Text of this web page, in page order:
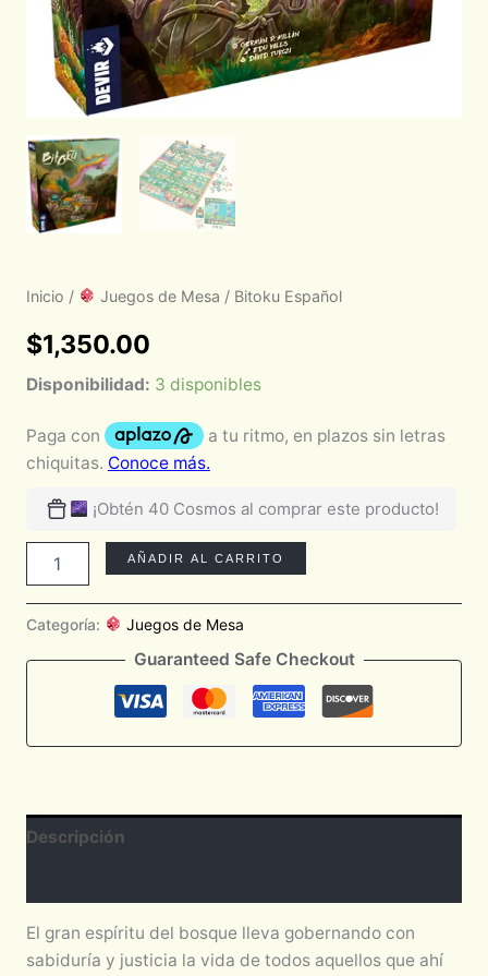
Inicio / Juegos de Mesa / Bitoku Español
$1,350.00
Disponibilidad: 3 disponibles
¡Obtén 40 Cosmos al comprar este producto!
AÑADIR AL CARRITO
Categoría: Juegos de Mesa
Guaranteed Safe Checkout
Descripción
El gran espíritu del bosque lleva gobernando con
sabiduría y justicia la vida de todos aquellos que ahí